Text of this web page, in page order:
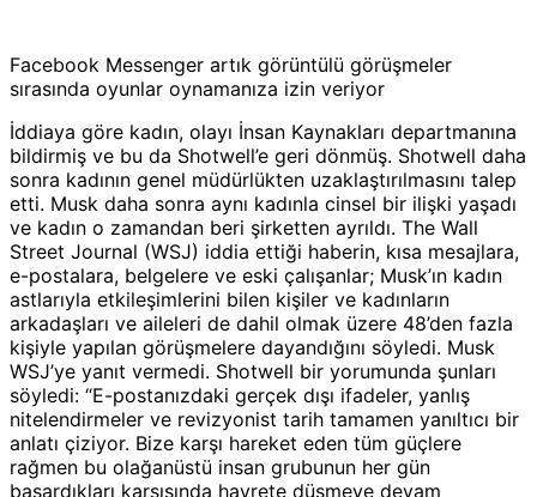
Facebook Messenger artık görüntülü görüşmeler
sırasında oyunlar oynamanıza izin veriyor
İddiaya göre kadın, olayı İnsan Kaynakları departmanına
bildirmiş ve bu da Shotwell’e geri dönmüş. Shotwell daha
sonra kadının genel müdürlükten uzaklaştırılmasını talep
etti. Musk daha sonra aynı kadınla cinsel bir ilişki yaşadı
ve kadın o zamandan beri şirketten ayrıldı. The Wall
Street Journal (WSJ) iddia ettiği haberin, kısa mesajlara,
e-postalara, belgelere ve eski çalışanlar; Musk’ın kadın
astlarıyla etkileşimlerini bilen kişiler ve kadınların
arkadaşları ve aileleri de dahil olmak üzere 48’den fazla
kişiyle yapılan görüşmelere dayandığını söyledi. Musk
WSJ’ye yanıt vermedi. Shotwell bir yorumunda şunları
söyledi: “E-postanızdaki gerçek dışı ifadeler, yanlış
nitelendirmeler ve revizyonist tarih tamamen yanıltıcı bir
anlatı çiziyor. Bize karşı hareket eden tüm güçlere
rağmen bu olağanüstü insan grubunun her gün
başardıkları karşısında hayrete düşmeye devam